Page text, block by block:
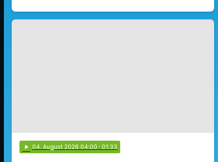
play_arrow 04. August 2026 04:00 · 01:33